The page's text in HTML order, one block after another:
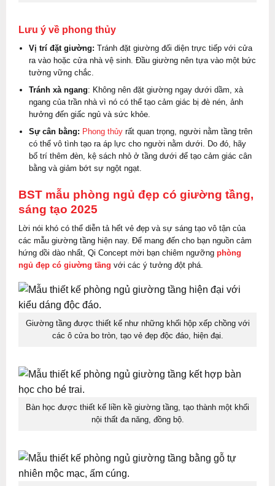
Lưu ý về phong thủy
Vị trí đặt giường: Tránh đặt giường đối diện trực tiếp với cửa
ra vào hoặc cửa nhà vệ sinh. Đầu giường nên tựa vào một bức
tường vững chắc.
Tránh xà ngang: Không nên đặt giường ngay dưới dầm, xà
ngang của trần nhà vì nó có thể tạo cảm giác bị đè nén, ảnh
hưởng đến giấc ngủ và sức khỏe.
Sự cân bằng: Phong thủyrất quan trọng, người nằm tầng trên
có thể vô tình tạo ra áp lực cho người nằm dưới. Do đó, hãy
bố trí thêm đèn, kệ sách nhỏ ở tầng dưới để tạo cảm giác cân
bằng và giảm bớt sự ngột ngạt.
BST mẫu phòng ngủ đẹp có giường tầng,
sáng tạo 2025
Lời nói khó có thể diễn tả hết vẻ đẹp và sự sáng tạo vô tận của
các mẫu giường tầng hiện nay. Để mang đến cho bạn nguồn cảm
hứng dồi dào nhất, Qi Concept mời bạn chiêm ngưỡng phòng
ngủ đẹp có giường tầng với các ý tưởng đột phá.
Giường tầng được thiết kế như những khối hộp xếp chồng với
các ô cửa bo tròn, tạo vẻ đẹp độc đáo, hiện đại.
Bàn học được thiết kế liền kề giường tầng, tạo thành một khối
nội thất đa năng, đồng bộ.